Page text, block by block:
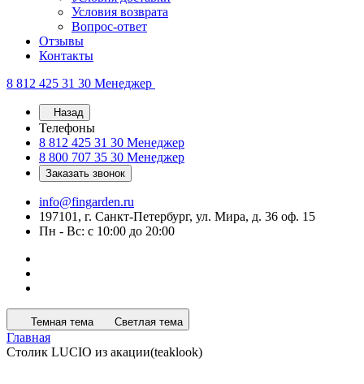
Условия возврата
Вопрос-ответ
Отзывы
Контакты
8 812 425 31 30 Менеджер
Назад
Телефоны
8 812 425 31 30 Менеджер
8 800 707 35 30 Менеджер
Заказать звонок
info@fingarden.ru
197101, г. Санкт-Петербург, ул. Мира, д. 36 оф. 15
Пн - Вс: с 10:00 до 20:00
Темная тема Светлая тема
Главная
Столик LUCIO из акации(teaklook)